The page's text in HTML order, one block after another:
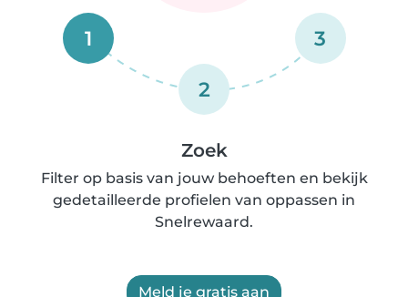
1
2
3
Zoek
Filter op basis van jouw behoeften en bekijk
gedetailleerde profielen van oppassen in
Snelrewaard.
Meld je gratis aan